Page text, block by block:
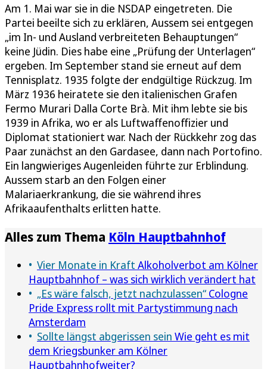
Am 1. Mai war sie in die NSDAP eingetreten. Die
Partei beeilte sich zu erklären, Aussem sei entgegen
„im In- und Ausland verbreiteten Behauptungen“
keine Jüdin. Dies habe eine „Prüfung der Unterlagen“
ergeben. Im September stand sie erneut auf dem
Tennisplatz. 1935 folgte der endgültige Rückzug. Im
März 1936 heiratete sie den italienischen Grafen
Fermo Murari Dalla Corte Brà. Mit ihm lebte sie bis
1939 in Afrika, wo er als Luftwaffenoffizier und
Diplomat stationiert war. Nach der Rückkehr zog das
Paar zunächst an den Gardasee, dann nach Portofino.
Ein langwieriges Augenleiden führte zur Erblindung.
Aussem starb an den Folgen einer
Malariaerkrankung, die sie während ihres
Afrikaaufenthalts erlitten hatte.
Alles zum Thema Köln Hauptbahnhof
Vier Monate in Kraft Alkoholverbot am Kölner
Hauptbahnhof – was sich wirklich verändert hat
„Es wäre falsch, jetzt nachzulassen“ Cologne
Pride Express rollt mit Partystimmung nach
Amsterdam
Sollte längst abgerissen sein Wie geht es mit
dem Kriegsbunker am Kölner
Hauptbahnhofweiter?